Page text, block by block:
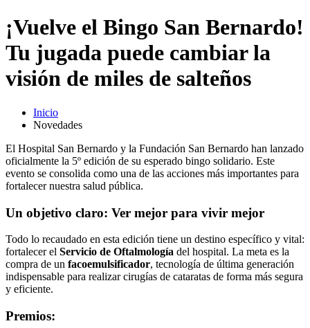
¡Vuelve el Bingo San Bernardo!
Tu jugada puede cambiar la
visión de miles de salteños
Inicio
Novedades
El Hospital San Bernardo y la Fundación San Bernardo han lanzado
oficialmente la 5º edición de su esperado bingo solidario. Este
evento se consolida como una de las acciones más importantes para
fortalecer nuestra salud pública.
Un objetivo claro: Ver mejor para vivir mejor
Todo lo recaudado en esta edición tiene un destino específico y vital:
fortalecer el Servicio de Oftalmología del hospital. La meta es la
compra de un facoemulsificador, tecnología de última generación
indispensable para realizar cirugías de cataratas de forma más segura
y eficiente.
Premios: